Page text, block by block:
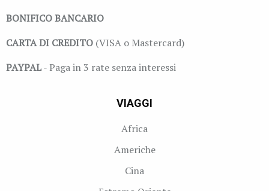
BONIFICO BANCARIO
CARTA DI CREDITO (VISA o Mastercard)
PAYPAL- Paga in 3 rate senza interessi
VIAGGI
Africa
Americhe
Cina